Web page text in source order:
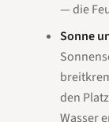
— die
Sonne
den
Wasser